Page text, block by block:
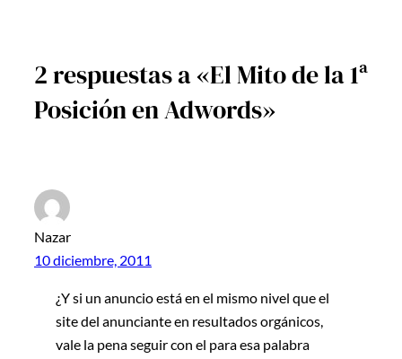
2 respuestas a «El Mito de la 1ª
Posición en Adwords»
Nazar
10 diciembre, 2011
¿Y si un anuncio está en el mismo nivel que el
site del anunciante en resultados orgánicos,
vale la pena seguir con el para esa palabra